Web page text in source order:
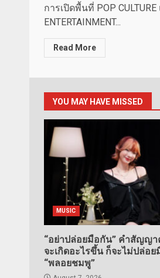
การเปิดพื้นที่ POP CULTURE
ENTERTAINMENT...
Read More
YOU MAY HAVE MISSED
MUSIC
“อย่าปล่อยมือกัน” คำสัญญา
จะเกิดอะไรขึ้น ก็จะไม่ปล่อ
“พลอยชมพู”